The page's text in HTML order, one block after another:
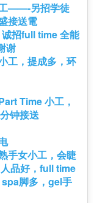
——-另招学徒
接送電
招full time 全能
谢
工，提成多，环
Time 小工，
钟接送
手女小工，会睫
品好，full time
脚多，gel手